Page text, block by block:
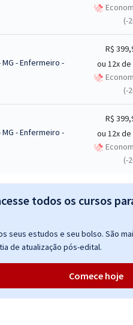
(-
- Enfermeiro -
R$
ou 12x de
(-
- Enfermeiro -
R$
ou 12x de
(-
todos os cursos
seus estudos e seu bolso. São
de atualização pós-edital.
Comece hoje